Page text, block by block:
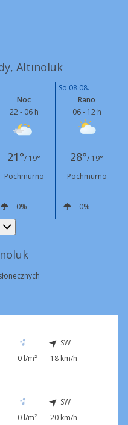
Altınoluk
So 08.08.
Noc
22 - 06 h
Rano
06 - 12 h
21°/ 19° 28°/ 19°
Pochmurno Pochmurno
0%
0%
0 l/m²
SW
18 km/h
0 l/m²
SW
20 km/h